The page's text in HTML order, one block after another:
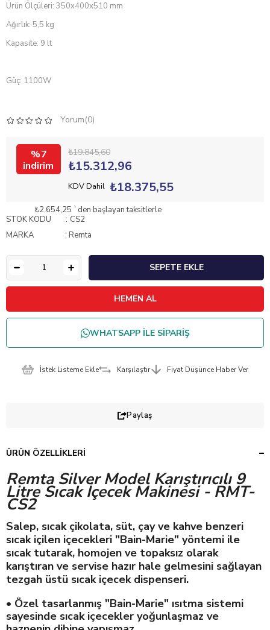
Ürün Ölçüleri: 350x400x510 mm
Ağırlık: 5,5 kg
Kapasite: 9 lt
Güç: 1100W
Yorum(0)
7 ₺19.845,60
₺15.312,96
KDV Dahil ₺18.375,55
₺2.654,25 `den başlayan taksitlerle
STOK KODU
CS2
MARKA
: Remta
WHATSAPP İLE SİPARİŞ
İstek Listeme Ekle Karşılaştır Fiyat Düşünce Haber Ver
Paylaş
ÜRÜN ÖZELLIKLERI
Remta Silver Model Karıştırıcılı 9
Litre Sıcak İçecek Makinesi - RMT-
CS2
Salep, sıcak çikolata, süt, çay ve kahve benzeri
sıcak içilen içecekleri "Bain-Marie" yöntemi ile
sıcak tutarak, homojen ve topaksız olarak
karıştıran ve servise hazır hale gelmesini sağlayan
tezgah üstü sıcak içecek dispenseri.
• Özel tasarlanmış "Bain-Marie" ısıtma sistemi
sayesinde sıcak içecekler yoğunlaşmaz ve